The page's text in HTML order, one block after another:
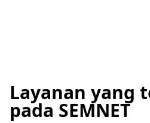
Layanan yang
pada SEMNET